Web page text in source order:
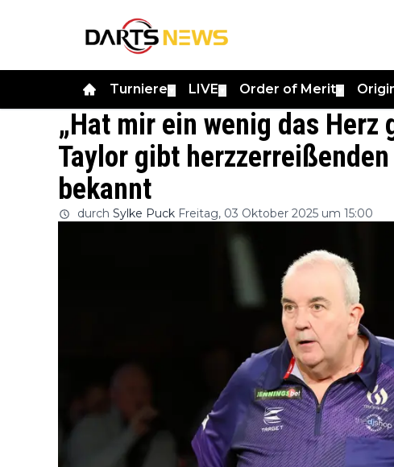
Turniere LIVE Order of Merit
„Hat mir ein wenig das Herz
Taylor gibt
bekannt
durch Sylke Puck Freitag, 03 Oktober 2025 um 15:00